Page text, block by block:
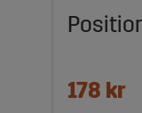
178 kr